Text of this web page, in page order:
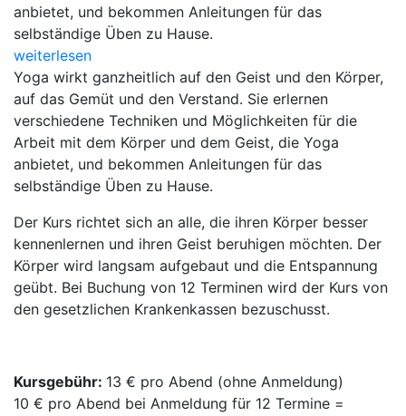
anbietet, und bekommen Anleitungen für das
selbständige Üben zu Hause.
weiterlesen
Yoga wirkt ganzheitlich auf den Geist und den Körper,
auf das Gemüt und den Verstand. Sie erlernen
verschiedene Techniken und Möglichkeiten für die
Arbeit mit dem Körper und dem Geist, die Yoga
anbietet, und bekommen Anleitungen für das
selbständige Üben zu Hause.
Der Kurs richtet sich an alle, die ihren Körper besser
kennenlernen und ihren Geist beruhigen möchten. Der
Körper wird langsam aufgebaut und die Entspannung
geübt. Bei Buchung von 12 Terminen wird der Kurs von
den gesetzlichen Krankenkassen bezuschusst.
Kursgebühr: 13 € pro Abend (ohne Anmeldung)
10 € pro Abend bei Anmeldung für 12 Termine =